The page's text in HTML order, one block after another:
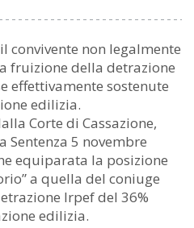
convivente non legalmente
fruizione della detrazione
effettivamente sostenute
edilizia.
Corte di Cassazione,
Sentenza 5 novembre
equiparata la posizione
a quella del coniuge
Irpef del 36%
edilizia.